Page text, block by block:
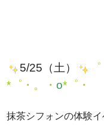
5/25（土）
*゜・。・o*゜・
抹茶シフォンの体験